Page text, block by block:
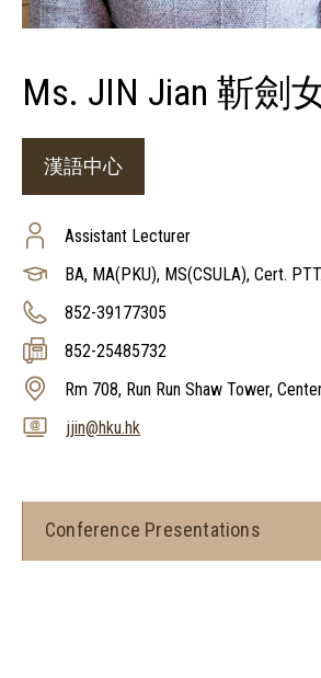
Ms. JIN Jian 靳劍
漢語中心
Assistant Lecturer
BA, MA(PKU), MS(CSULA), Cert.
852-39177305
852-25485732
Rm 708, Run Run Shaw Tower,
jjin@hku.hk
Conference Presentations